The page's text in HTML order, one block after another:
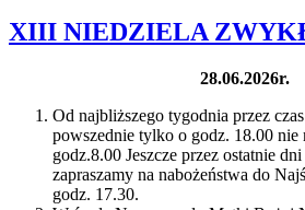
XIII NIEDZIELA
28.06.2026r.
Od najbliższego tygodnia przez
powszednie tylko o godz. 18.00 nie
godz.8.00 Jeszcze przez ostatnie
zapraszamy na nabożeństwa do
godz. 17.30.